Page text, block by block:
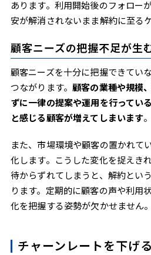
あります。利用開始後のフォロー
安が解消されないまま解約に至る
顧客ニーズの把握不足が生
顧客ニーズを十分に把握できてい
つながります。顧客の業種や規模
ずに一律の提案や運用を行ってい
と感じる顧客が増えてしまいます。
また、市場環境や顧客の置かれて
化します。こうした変化を捉えき
待からずれてしまうと、解約とい
ります。定期的に顧客の声や利用
化を把握する姿勢が欠かせません。
チャーンレートを下げ